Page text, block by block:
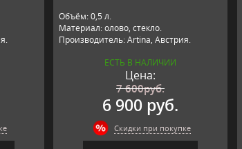
Объём: 0,5 л.
Материал: олово, стекло.
Производитель: Artina, Австрия.
ЕСТЬ В НАЛИЧИИ
Цена:
7 600руб.
6 900 руб.
Скидки при покупке